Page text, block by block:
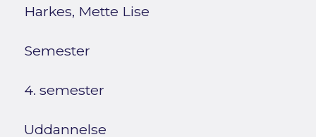
Harkes, Mette Lise
Semester
4. semester
Uddannelse